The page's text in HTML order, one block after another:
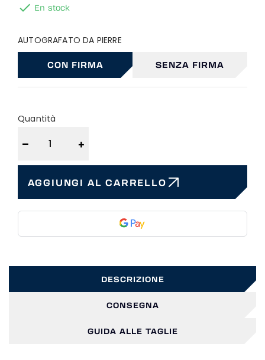
 En stock
AUTOGRAFATO DA PIERRE
CON FIRMA SENZA FIRMA
Quantità
− +
AGGIUNGI AL CARRELLO
DESCRIZIONE
CONSEGNA
GUIDA ALLE TAGLIE